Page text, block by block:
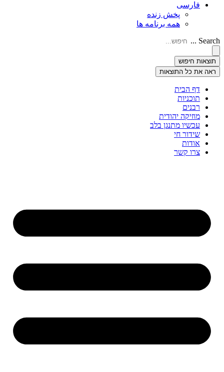
فارسی
پخش زنده
همه برنامه ها
Search ...
תוצאות חיפוש
ראה את כל התוצאות
דף הבית
תוכניות
רבנים
מוזיקה יהודית
עכשיו מתנגן בלב
שידור חי
אודות
צרו קשר